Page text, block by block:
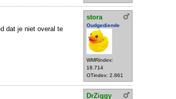
stora
Oudgediende
WMRindex:
18.714
OTindex: 2.861
dat je niet overal te
DrZiggy